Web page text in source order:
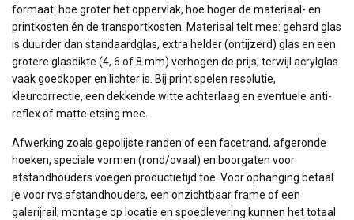
formaat: hoe groter het oppervlak, hoe hoger de materiaal- en
printkosten én de transportkosten. Materiaal telt mee: gehard glas
is duurder dan standaardglas, extra helder (ontijzerd) glas en een
grotere glasdikte (4, 6 of 8 mm) verhogen de prijs, terwijl acrylglas
vaak goedkoper en lichter is. Bij print spelen resolutie,
kleurcorrectie, een dekkende witte achterlaag en eventuele anti-
reflex of matte etsing mee.
Afwerking zoals gepolijste randen of een facetrand, afgeronde
hoeken, speciale vormen (rond/ovaal) en boorgaten voor
afstandhouders voegen productietijd toe. Voor ophanging betaal
je voor rvs afstandhouders, een onzichtbaar frame of een
galerijrail; montage op locatie en spoedlevering kunnen het totaal